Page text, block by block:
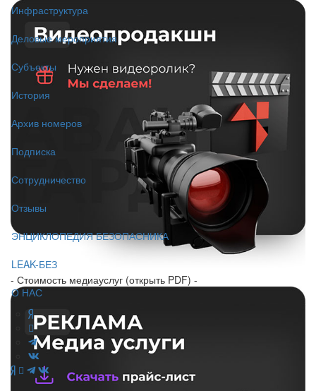
Инфраструктура
Деловые мероприятия
Субъекты
История
Архив номеров
Подписка
Сотрудничество
Отзывы
ЭНЦИКЛОПЕДИЯ БЕЗОПАСНИКА
LEAK-БЕЗ
О НАС
- Стоимость медиауслуг (открыть PDF) -